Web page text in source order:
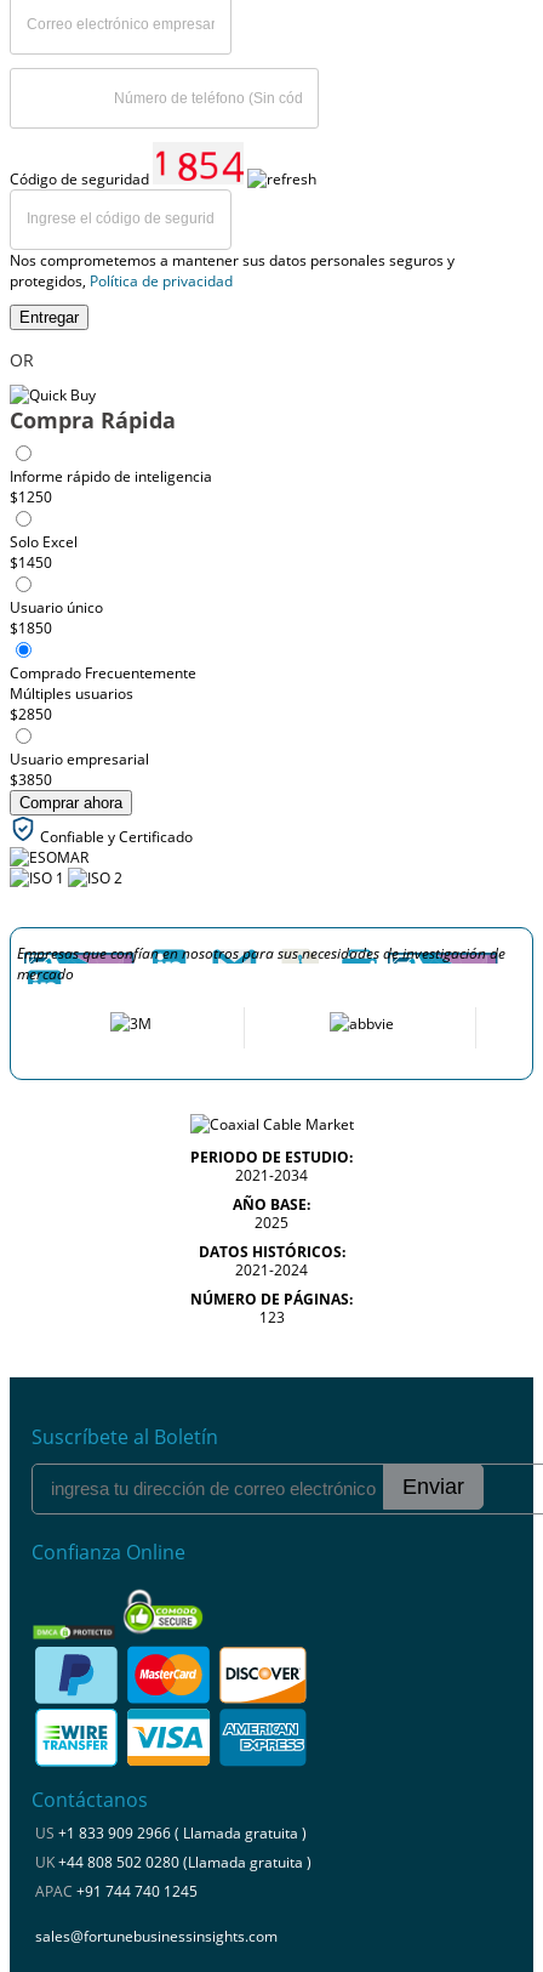
Código de seguridad
Nos comprometemos a mantener sus datos personales seguros y
protegidos, Política de privacidad
Entregar
OR
Compra Rápida
Informe rápido de inteligencia
$1250
Solo Excel
$1450
Usuario único
$1850
Comprado Frecuentemente
Múltiples usuarios
$2850
Usuario empresarial
$3850
Comprar ahora
Confiable y Certificado
Empresas que confían en nosotros para sus necesidades de investigación de
mercado
PERIODO DE ESTUDIO:
2021-2034
AÑO BASE:
2025
DATOS HISTÓRICOS:
2021-2024
NÚMERO DE PÁGINAS:
123
Suscríbete al Boletín
Enviar
Confianza Online
Contáctanos
US +1 833 909 2966 ( Llamada gratuita )
UK+44 808 502 0280 (Llamada gratuita )
APAC +91 744 740 1245
sales@fortunebusinessinsights.com